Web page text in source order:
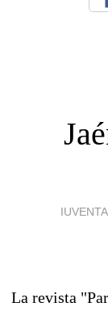
La revista